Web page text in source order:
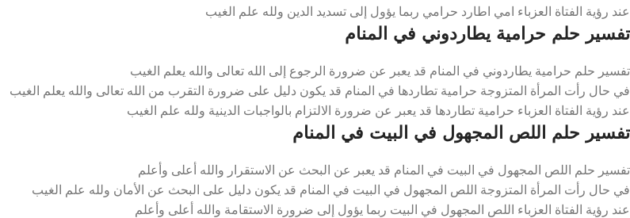
عند رؤية الفتاة العزباء امي اطارد حرامي ربما يؤول إلى تسديد الدين ولله علم الغيب
تفسير حلم حرامية يطاردوني في المنام
تفسير حلم حرامية يطاردوني في المنام قد يعبر عن ضرورة الرجوع إلى الله تعالى والله يعلم الغيب
في حال رأت المرأة المتزوجة حرامية تطاردها في المنام قد يكون دليل على ضرورة التقرب من الله تعالى والله يعلم الغيب
عند رؤية الفتاة العزباء حرامية تطاردها قد يعبر عن ضرورة الالتزام بالواجبات الدينية ولله علم الغيب
تفسير حلم اللص المجهول في البيت في المنام
تفسير حلم اللص المجهول في البيت في المنام قد يعبر عن البحث عن الاستقرار والله أعلى وأعلم
في حال رأت المرأة المتزوجة اللص المجهول في البيت في المنام قد يكون دليل على البحث عن الأمان ولله علم الغيب
عند رؤية الفتاة العزباء اللص المجهول في البيت ربما يؤول إلى ضرورة الاستقامة والله أعلى وأعلم